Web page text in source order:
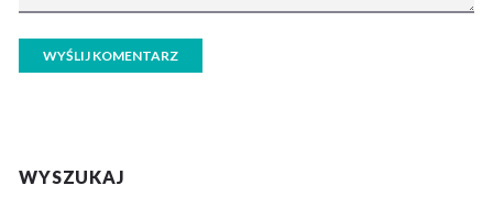
WYSZUKAJ